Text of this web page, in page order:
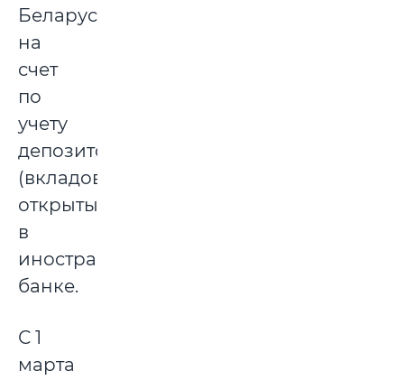
Беларуси
на
счет
по
учету
депозитов
(вкладов),
открытый
в
иностранном
банке.
С 1
марта